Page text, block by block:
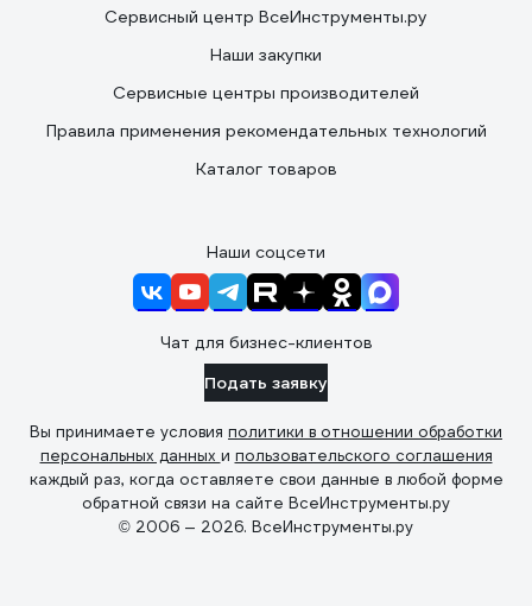
Сервисный центр ВсеИнструменты.ру
Наши закупки
Сервисные центры производителей
Правила применения рекомендательных технологий
Каталог товаров
Наши соцсети
Чат для бизнес-клиентов
Подать заявку
Вы принимаете условия политики в отношении обработки
персональных данных и пользовательского соглашения
каждый раз, когда оставляете свои данные в любой форме
обратной связи на сайте ВсеИнструменты.ру
© 2006 — 2026. ВсеИнструменты.ру